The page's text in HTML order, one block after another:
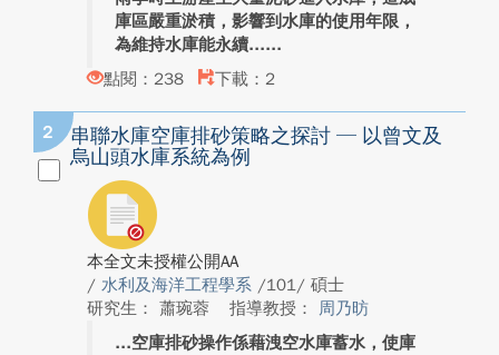
庫區嚴重淤積，影響到水庫的使用年限，
為維持水庫能永續...
點閱：238
下載：2
2
串聯水庫空庫排砂策略之探討 ─ 以曾文及
烏山頭水庫系統為例
本全文未授權公開AA
/ 水利及海洋工程學系 /101/ 碩士
研究生： 蕭琬蓉
指導教授： 周乃昉
空庫排砂操作係藉洩空水庫蓄水，使庫